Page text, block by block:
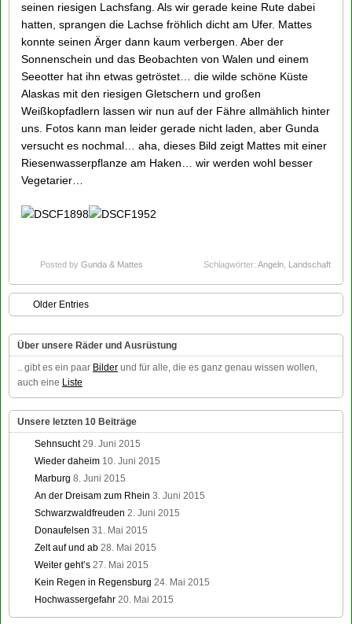
seinen riesigen Lachsfang. Als wir gerade keine Rute dabei
hatten, sprangen die Lachse fröhlich dicht am Ufer. Mattes
konnte seinen Ärger dann kaum verbergen. Aber der
Sonnenschein und das Beobachten von Walen und einem
Seeotter hat ihn etwas getröstet… die wilde schöne Küste
Alaskas mit den riesigen Gletschern und großen
Weißkopfadlern lassen wir nun auf der Fähre allmählich hinter
uns. Fotos kann man leider gerade nicht laden, aber Gunda
versucht es nochmal… aha, dieses Bild zeigt Mattes mit einer
Riesenwasserpflanze am Haken… wir werden wohl besser
Vegetarier…
Posted by Gunda & Mattes Schlagwörter: Angeln Landschaft
Older Entries
Über unsere Räder und Ausrüstung
.. gibt es ein paar Bilder und für alle, die es ganz genau wissen wollen,
auch eine Liste
Unsere letzten 10 Beiträge
Sehnsucht 29. Juni 2015
Wieder daheim 10. Juni 2015
Marburg 8. Juni 2015
An der Dreisam zum Rhein 3. Juni 2015
Schwarzwaldfreuden 2. Juni 2015
Donaufelsen 31. Mai 2015
Zelt auf und ab 28. Mai 2015
Weiter geht’s 27. Mai 2015
Kein Regen in Regensburg 24. Mai 2015
Hochwassergefahr 20. Mai 2015